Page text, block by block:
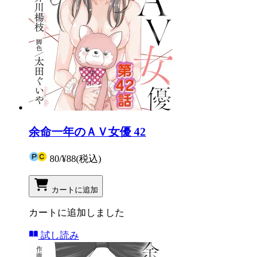
余命一年のＡＶ女優 42
80/¥88(税込)
カートに追加
カートに追加しました
試し読み